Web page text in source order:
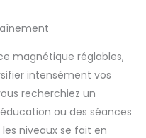
et silencieuses
vous n'ayez
vous soucier de
les autres.
】Conception
d'exercice
magnétique réglables,
intensément vos
recherchiez un
ou des séances
niveaux se fait en